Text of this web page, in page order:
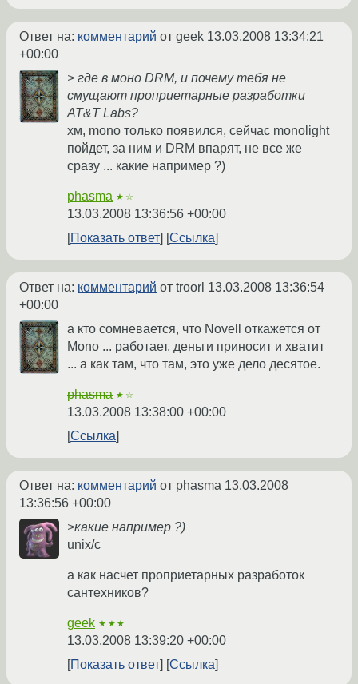
Ответ на: комментарий от geek 13.03.2008 13:34:21
+00:00
> где в моно DRM, и почему тебя не
смущают проприетарные разработки
AT&T Labs?
хм, mono только появился, сейчас monolight
пойдет, за ним и DRM впарят, не все же
сразу ... какие например ?)
phasma ★☆
13.03.2008 13:36:56 +00:00
Показать ответ
Ссылка
Ответ на: комментарий от troorl 13.03.2008 13:36:54
+00:00
а кто сомневается, что Novell откажется от
Mono ... работает, деньги приносит и хватит
... а как там, что там, это уже дело десятое.
phasma ★☆
13.03.2008 13:38:00 +00:00
Ссылка
Ответ на: комментарий от phasma 13.03.2008
13:36:56 +00:00
>какие например ?)
unix/c
а как насчет проприетарных разработок
сантехников?
geek ★★★
13.03.2008 13:39:20 +00:00
Показать ответ
Ссылка